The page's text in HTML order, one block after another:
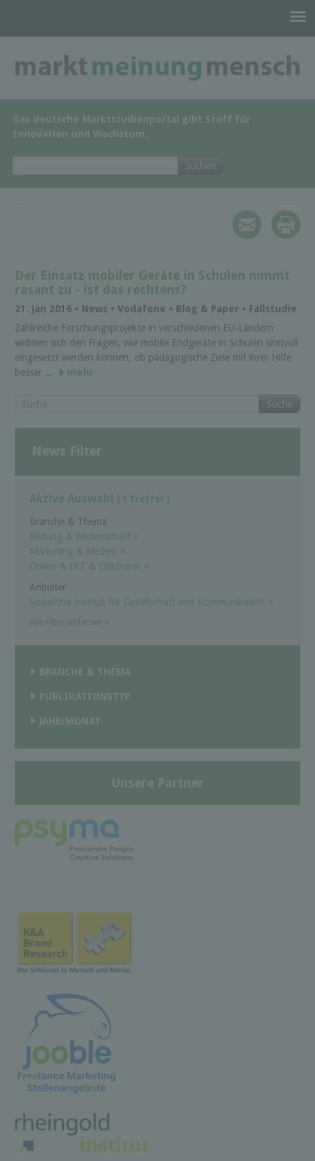
Das deutsche Marktstudienportal gibt Stoff für
Innovation und Wachstum.
Der Einsatz mobiler Geräte in Schulen nimmt
rasant zu - ist das rechtens?
21. Jan 2016 • News • Vodafone • Blog & Paper • Fallstudie
Zahlreiche Forschungsprojekte in verschiedenen EU-Ländern
widmen sich den Fragen, wie mobile Endgeräte in Schulen sinnvoll
eingesetzt werden können, ob pädagogische Ziele mit ihrer Hilfe
besser ...
mehr
Suche
News Filter
Aktive Auswahl ( 1 Treffer )
Branche & Thema
Bildung & Wissenschaft ×
Marketing & Medien ×
Online & IKT & Elektronik ×
Anbieter
Vodafone Institut für Gesellschaft und Kommunikation ×
BRANCHE & THEMA
PUBLIKATIONSTYP
JAHR/MONAT
Unsere Partner